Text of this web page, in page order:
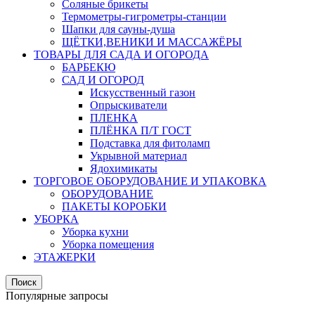
Соляные брикеты
Термометры-гигрометры-станции
Шапки для сауны-душа
ЩЁТКИ,ВЕНИКИ И МАССАЖЁРЫ
ТОВАРЫ ДЛЯ САДА И ОГОРОДА
БАРБЕКЮ
САД И ОГОРОД
Искусственный газон
Опрыскиватели
ПЛЕНКА
ПЛЁНКА П/Т ГОСТ
Подставка для фитоламп
Укрывной материал
Ядохимикаты
ТОРГОВОЕ ОБОРУДОВАНИЕ И УПАКОВКА
ОБОРУДОВАНИЕ
ПАКЕТЫ КОРОБКИ
УБОРКА
Уборка кухни
Уборка помещения
ЭТАЖЕРКИ
Поиск
Популярные запросы